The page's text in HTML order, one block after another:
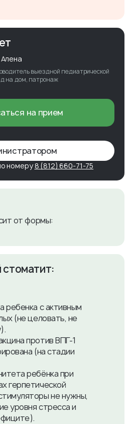
выездной педиатрической
на дом, патронаж
на прием
номеру 8 (812) 660-71-75
от формы:
стоматит:
ребенка с активным
(не целовать, не
против ВПГ-1
(на стадии
ребёнка при
герпетической
не нужны,
уровня стресса и